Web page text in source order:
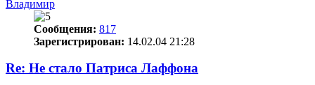
Владимир
Сообщения: 817
Зарегистрирован: 14.02.04 21:28
Re: Не стало Патриса Лаффона